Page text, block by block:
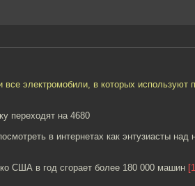
электромобили, в которых используют
переходят на 4680
в интернетах как энтузиасты над
США в год сгорает более 180 000 машин